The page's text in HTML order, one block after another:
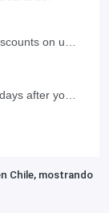
Chile, mostrando